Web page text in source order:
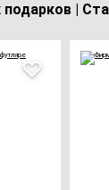
подарков |